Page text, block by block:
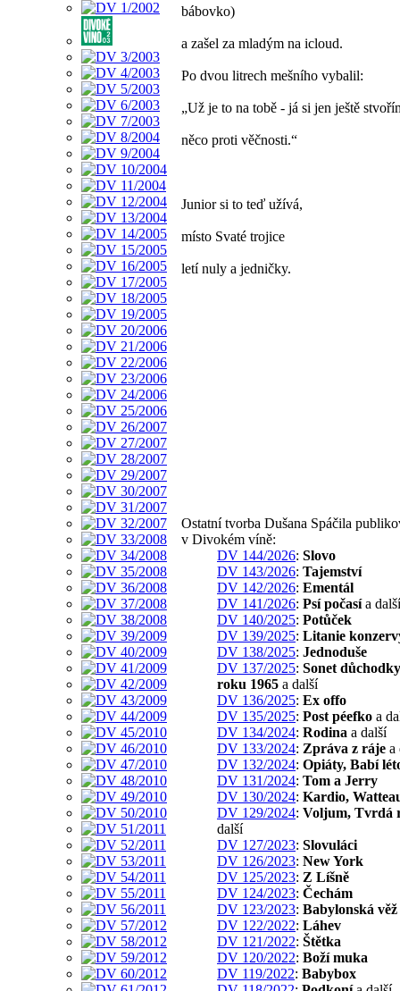
bábovko)
a zašel za mladým na icloud.
Po dvou litrech mešního vybalil:
„Už je to na tobě - já si jen ještě
něco proti věčnosti.“
Junior si to teď užívá,
místo Svaté trojice
letí nuly a jedničky.
Ostatní tvorba Dušana Spáčila
v Divokém víně:
DV 144/2026: Slovo
DV 143/2026: Tajemství
DV 142/2026: Ementál
DV 141/2026: Psí počasía další
DV 140/2025: Potůček
DV 139/2025: Litanie
DV 138/2025: Jednoduše
DV 137/2025: Sonet
roku 1965 a další
DV 136/2025: Ex offo
DV 135/2025: Post péefko a
DV 134/2024: Rodina a další
DV 133/2024: Zpráva z ráje a
DV 132/2024: Opiáty, Babí
DV 131/2024: Tom a Jerry
DV 130/2024: Kardio,
DV 129/2024: Voljum, Tvrdá
další
DV 127/2023: Slovuláci
DV 126/2023: New York
DV 125/2023: Z Líšně
DV 124/2023: Čechám
DV 123/2023: Babylonská věž
DV 122/2022: Láhev
DV 121/2022: Štětka
DV 120/2022: Boží muka
DV 119/2022: Babybox